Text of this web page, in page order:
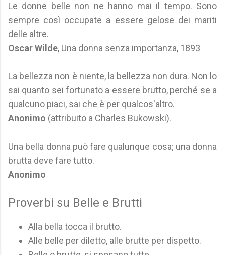
Le donne belle non ne hanno mai il tempo. Sono
sempre così occupate a essere gelose dei mariti
delle altre.
Oscar Wilde, Una donna senza importanza, 1893
La bellezza non è niente, la bellezza non dura. Non lo
sai quanto sei fortunato a essere brutto, perché se a
qualcuno piaci, sai che è per qualcos'altro.
Anonimo (attribuito a Charles Bukowski).
Una bella donna può fare qualunque cosa; una donna
brutta deve fare tutto.
Anonimo
Proverbi su Belle e Brutti
Alla bella tocca il brutto.
Alle belle per diletto, alle brutte per dispetto.